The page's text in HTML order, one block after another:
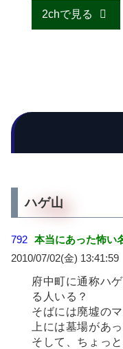
2chで見る
ハゲ山
792 本当にあった怖い
2010/07/02(金) 13:41:59
府中町に通称ハ
る人いる？
そばには廃墟の
上には墓場があ
そして、ちょっ